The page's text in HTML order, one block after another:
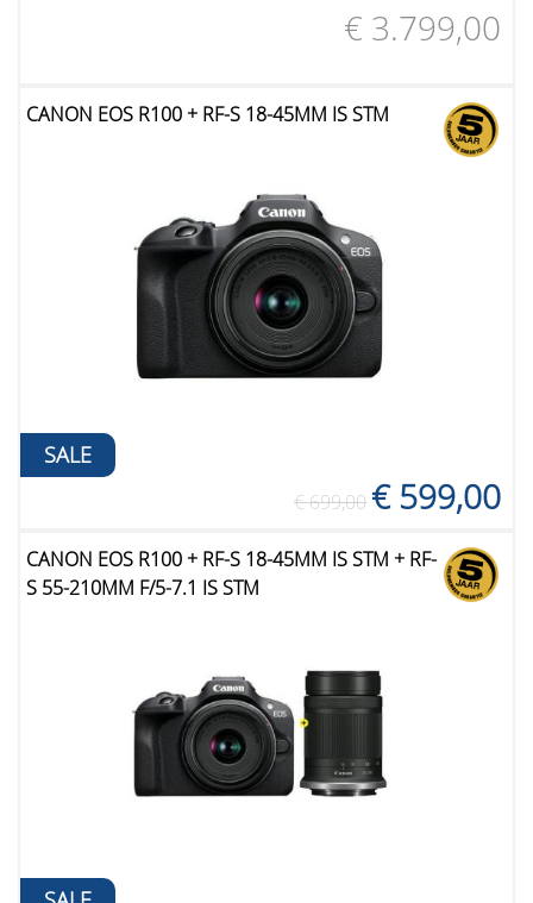
€ 3.799,00
CANON EOS R100 + RF-S 18-45MM IS STM
SALE
€ 699,00 € 599,00
CANON EOS R100 + RF-S 18-45MM IS STM + RF-
S 55-210MM F/5-7.1 IS STM